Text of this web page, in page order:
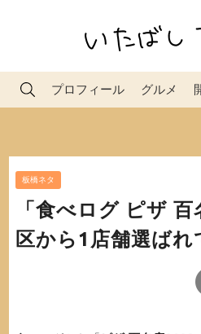
プロフィール グルメ
板橋ネタ
「食べログ ピザ
区から1店舗選ばれ